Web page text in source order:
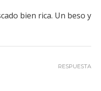
bien rica. Un beso y
RESPUESTA